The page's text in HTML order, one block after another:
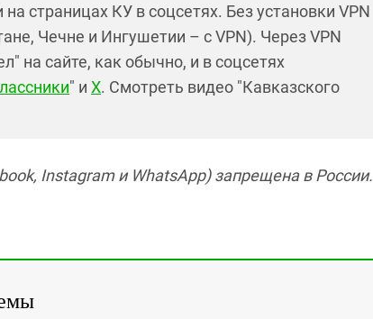
страницах КУ в соцсетях. Без установки VPN
Чечне и Ингушетии – с VPN). Через VPN
на сайте, как обычно, и в соцсетях
" и X. Смотреть видео "Кавказского
Instagram и WhatsApp) запрещена в России.